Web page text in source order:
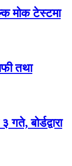
मोक टेस्टमा
तथा
बोर्डद्वारा